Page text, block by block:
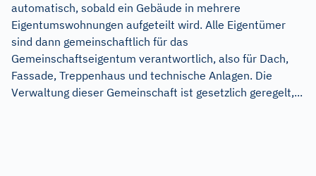
automatisch, sobald ein Gebäude in mehrere
Eigentumswohnungen aufgeteilt wird. Alle Eigentümer
sind dann gemeinschaftlich für das
Gemeinschaftseigentum verantwortlich, also für Dach,
Fassade, Treppenhaus und technische Anlagen. Die
Verwaltung dieser Gemeinschaft ist gesetzlich geregelt,...